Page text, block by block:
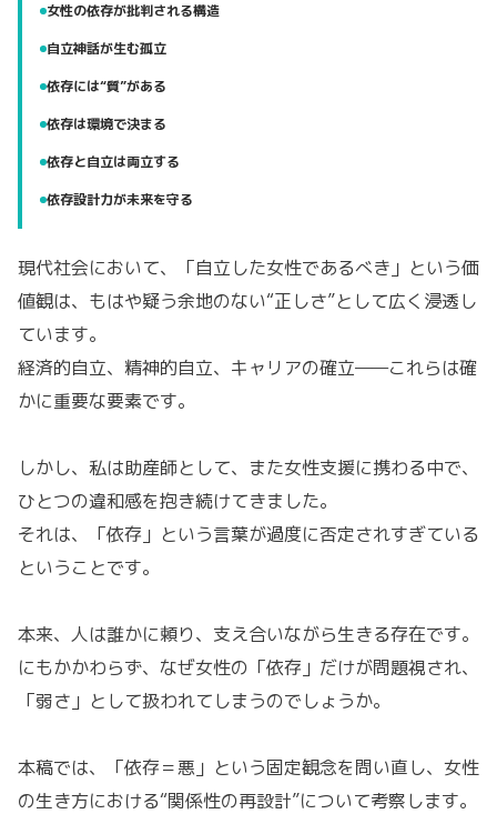
女性の依存が批判される構造
自立神話が生む孤立
依存には“質”がある
依存は環境で決まる
依存と自立は両立する
依存設計力が未来を守る
現代社会において、「自立した女性であるべき」という価
値観は、もはや疑う余地のない“正しさ”として広く浸透し
ています。
経済的自立、精神的自立、キャリアの確立——これらは確
かに重要な要素です。
しかし、私は助産師として、また女性支援に携わる中で、
ひとつの違和感を抱き続けてきました。
それは、「依存」という言葉が過度に否定されすぎている
ということです。
本来、人は誰かに頼り、支え合いながら生きる存在です。
にもかかわらず、なぜ女性の「依存」だけが問題視され、
「弱さ」として扱われてしまうのでしょうか。
本稿では、「依存＝悪」という固定観念を問い直し、女性
の生き方における“関係性の再設計”について考察します。